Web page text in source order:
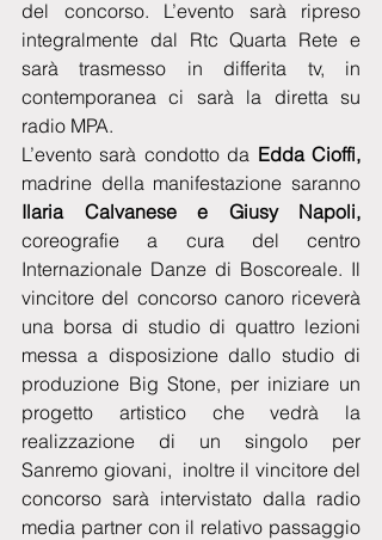
del concorso. L’evento sarà ripreso
integralmente dal Rtc Quarta Rete e
sarà trasmesso in differita tv, in
contemporanea ci sarà la diretta su
radio MPA.
L’evento sarà condotto da Edda Cioffi,
Ilaria Calvanese e Giusy Napoli,
coreografie a cura del centro
Internazionale Danze di Boscoreale. Il
vincitore del concorso canoro riceverà
una borsa di studio di quattro lezioni
messa a disposizione dallo studio di
produzione Big Stone, per iniziare un
progetto artistico che vedrà la
realizzazione di un singolo per
Sanremo giovani,  inoltre il vincitore del
concorso sarà intervistato dalla radio
media partner con il relativo passaggio